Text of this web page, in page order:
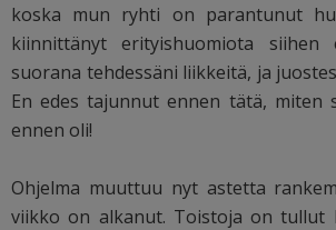
koska mun ryhti on parantunut
kiinnittänyt erityishuomiota
suorana tehdessäni liikkeitä, ja
En edes tajunnut ennen tätä, miten
ennen oli!
Ohjelma muuttuu nyt astetta
viikko on alkanut. Toistoja on tullut